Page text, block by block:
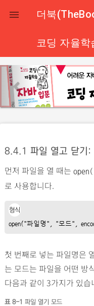
 더북
코딩 자율
p
r
e
u
s
8.4.1 파일 열고 닫
먼저 파일을 열 때는
로 사용합니다.
형식
open( "파일명" "모드" ,
첫 번째로 넣는 파일명은
는 모드는 파일을 어떤 방
다음과 같이 3가지가 있습
표 8-1 파일 열기 모드